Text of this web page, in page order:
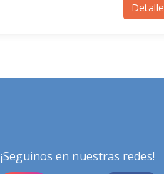
Detalle
¡Seguinos en nuestras redes!